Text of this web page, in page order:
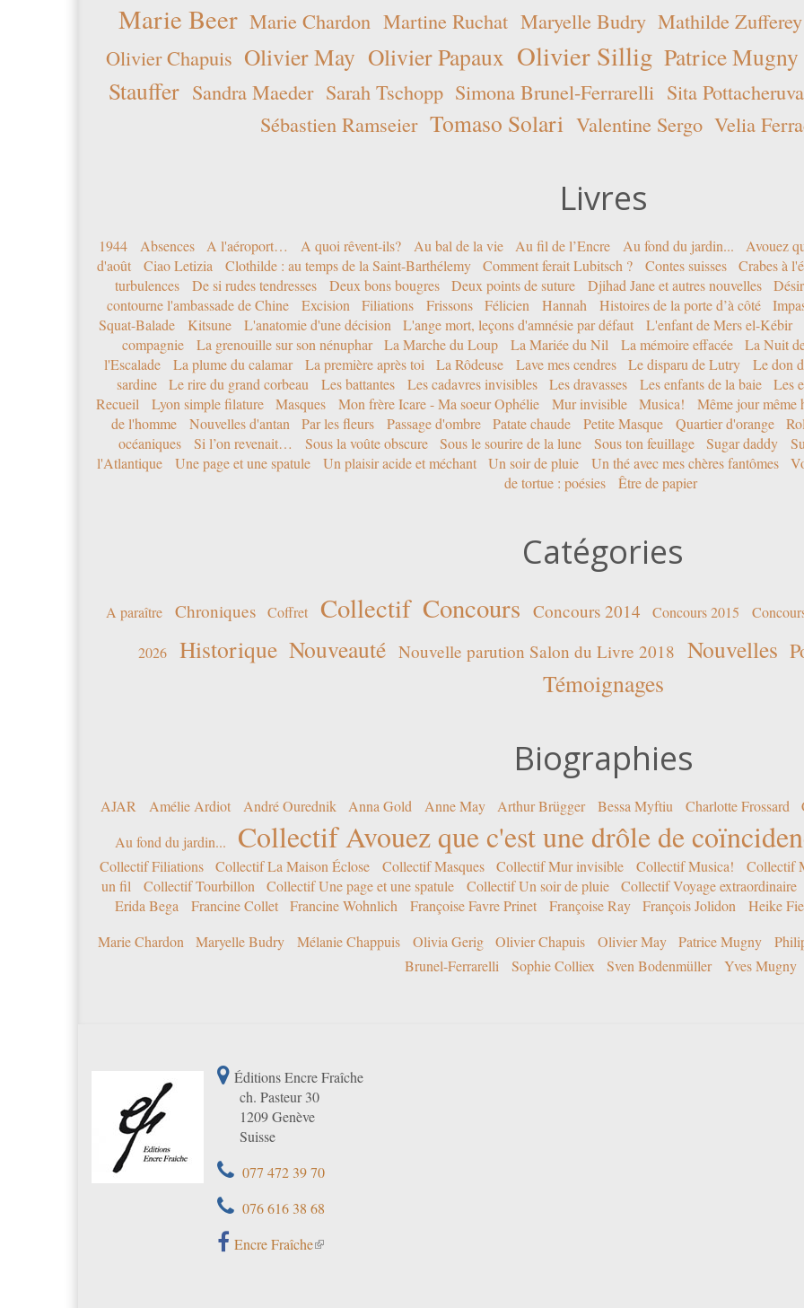
Marie Beer Marie Chardon Martine Ruchat Maryelle Budry Mathilde Zufferey
Olivier Chapuis Olivier May Olivier Papaux Olivier Sillig Patrice Mugny
Stauffer Sandra Maeder Sarah Tschopp Simona Brunel-Ferrarelli Sita Pottacheruva
Sébastien Ramseier Tomaso Solari Valentine Sergo Velia
Livres
1944 Absences A l'aéroport… A quoi rêvent-ils? Au bal de la vie Au fil de l’Encre Au fond du jardin... Avouez
d'août
Ciao Letizia Clothilde : au temps de la Saint-Barthélemy Comment ferait Lubitsch ? Contes suisses Crabes à
turbulences
De si rudes tendresses Deux bons bougres Deux points de suture Djihad Jane et autres nouvelles
contourne l'ambassade de Chine
Excision Filiations Frissons Félicien Hannah Histoires de la porte d’à côté
Squat-Balade
Kitsune L'anatomie d'une décision L'ange mort, leçons d'amnésie par défaut L'enfant de Mers el-Kébir
compagnie
La grenouille sur son nénuphar La Marche du Loup La Mariée du Nil La mémoire effacée La Nuit
l'Escalade
La plume du calamar La première après toi La Rôdeuse Lave mes cendres Le disparu de Lutry Le don
sardine
Le rire du grand corbeau Les battantes Les cadavres invisibles Les dravasses Les enfants de la baie
Les
Recueil
Lyon simple filature Masques Mon frère Icare - Ma soeur Ophélie Mur invisible Musica! Même jour même
de l'homme
Nouvelles d'antan Par les fleurs Passage d'ombre Patate chaude Petite Masque Quartier d'orange
océaniques
Si l’on revenait… Sous la voûte obscure Sous le sourire de la lune Sous ton feuillage Sugar daddy
l'Atlantique
Une page et une spatule Un plaisir acide et méchant Un soir de pluie Un thé avec mes chères fantômes
de tortue : poésies
Être de papier
Catégories
A paraître Chroniques Coffret Collectif Concours Concours 2014 Concours 2015
2026 Historique Nouveauté Nouvelle parution Salon du Livre 2018 Nouvelles
Témoignages
Biographies
AJAR Amélie Ardiot André Ourednik Anna Gold Anne May Arthur Brügger Bessa Myftiu Charlotte Frossard
Au fond du jardin...
Collectif Avouez que c'est une drôle de
Collectif Filiations
Collectif La Maison Éclose Collectif Masques Collectif Mur invisible Collectif Musica! Collectif
un fil
Collectif Tourbillon Collectif Une page et une spatule Collectif Un soir de pluie Collectif Voyage extraordinaire
Erida Bega
Francine Collet Francine Wohnlich Françoise Favre Prinet Françoise Ray François Jolidon Heike
Marie Chardon
Maryelle Budry Mélanie Chappuis Olivia Gerig Olivier Chapuis Olivier May Patrice Mugny
Brunel-Ferrarelli
Sophie Colliex Sven Bodenmüller Yves Mugny
Éditions Encre Fraîche
ch. Pasteur 30
1209 Genève
Suisse
077 472 39 70
076 616 38 68
Encre Fraîche